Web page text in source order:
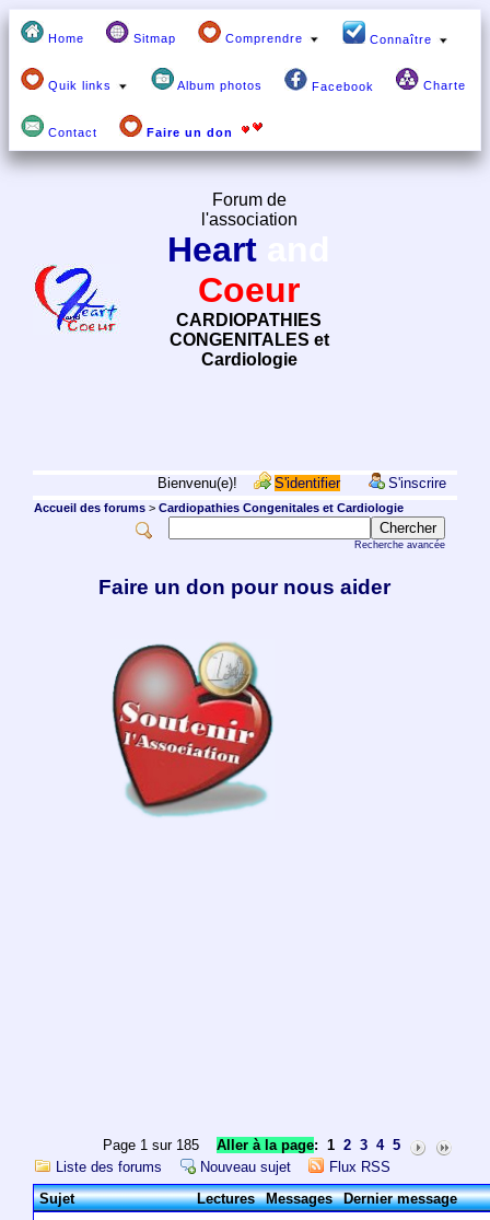
Home Sitmap Comprendre Connaître
Quik links Album photos Facebook Charte
Contact Faire un don
Forum de
l'association
Heart
Coeur
CARDIOPATHIES
CONGENITALES et
Cardiologie
Bienvenu(e)! S'identifier S'inscrire
Accueil des forums> Cardiopathies Congenitales et Cardiologie
Recherche avancée
Faire un don pour nous aider
Page 1 sur 185Aller à la page: 1 2 3 4 5
Liste des forums
Nouveau sujet
Flux RSS
Sujet
Lectures Messages Dernier message